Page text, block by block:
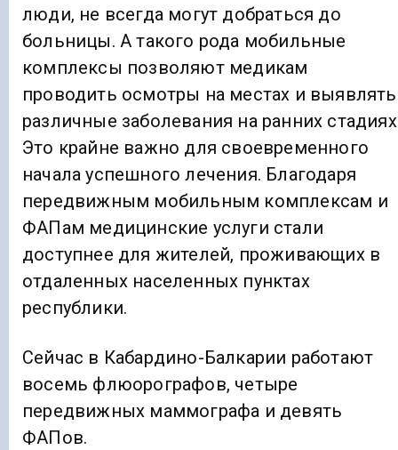
люди, не всегда могут добраться до
больницы. А такого рода мобильные
комплексы позволяют медикам
проводить осмотры на местах и выявлять
различные заболевания на ранних
Это крайне важно для своевременного
начала успешного лечения. Благодаря
передвижным мобильным комплексам и
ФАПам медицинские услуги стали
доступнее для жителей, проживающих в
отдаленных населенных пунктах
республики.
Сейчас в Кабардино-Балкарии работают
восемь флюорографов, четыре
передвижных маммографа и девять
ФАПов.